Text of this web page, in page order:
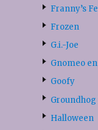
Franny’s
Frozen
G.i.-Joe
Gnomeo
Goofy
Groundhog
Halloween